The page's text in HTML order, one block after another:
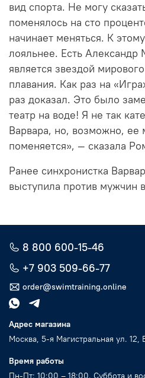
вид спорта. Не могу
поменялось на сто
начинает меняться. К
лояльнее. Есть Александр
является звездой
плавания. Как раз на
раз доказал. Это было
театр на воде! Я не так
Варвара, но, возможно, ее
поменяется», — сказала
Ранее синхронистка
выступила против мужчин
8 800 600-15-46
+7 903 509-66-77
order@swimtraining.online
Адрес магазина
Москва, 5-я Магистральная ул.
Время работы
Пн-Пт: 10:00 – 18:00. Суббота и